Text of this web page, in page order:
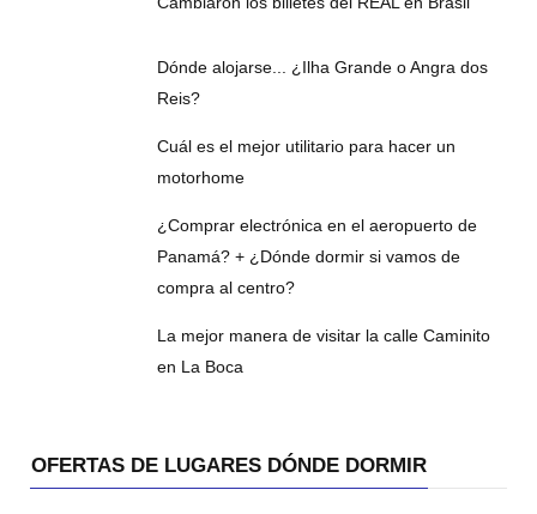
Dónde alojarse... ¿Ilha Grande o Angra dos
Reis?
Cuál es el mejor utilitario para hacer un
motorhome
¿Comprar electrónica en el aeropuerto de
Panamá? + ¿Dónde dormir si vamos de
compra al centro?
La mejor manera de visitar la calle Caminito
en La Boca
OFERTAS DE LUGARES DÓNDE DORMIR